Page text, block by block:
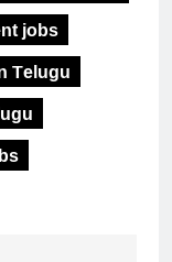
jobs
Telugu